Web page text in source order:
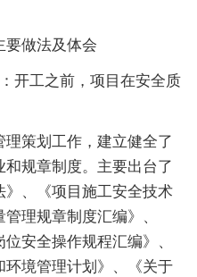
做法及体会
开工之前，项目在安全质
策划工作，建立健全了
规章制度。主要出台了
》、《项目施工安全技术
理规章制度汇编》、
安全操作规程汇编》、
环境管理计划》、《关于